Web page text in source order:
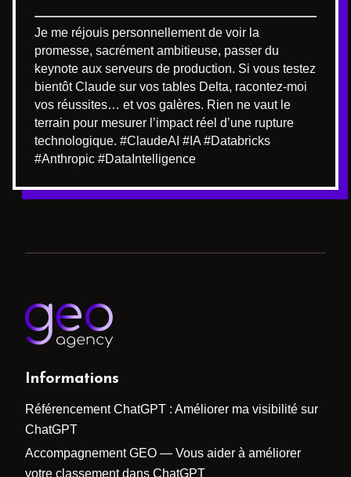
Je me réjouis personnellement de voir la
promesse, sacrément ambitieuse, passer du
keynote aux serveurs de production. Si vous testez
bientôt Claude sur vos tables Delta, racontez-moi
vos réussites… et vos galères. Rien ne vaut le
terrain pour mesurer l’impact réel d’une rupture
technologique. #ClaudeAI #IA #Databricks
#Anthropic #DataIntelligence
Informations
Référencement ChatGPT : Améliorer ma visibilité sur
ChatGPT
Accompagnement GEO — Vous aider à améliorer
votre classement dans ChatGPT